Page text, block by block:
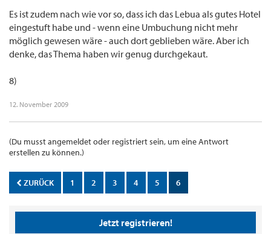
Es ist zudem nach wie vor so, dass ich das Lebua als gutes Hotel
eingestuft habe und - wenn eine Umbuchung nicht mehr
möglich gewesen wäre - auch dort geblieben wäre. Aber ich
denke, das Thema haben wir genug durchgekaut.
8)
12. November 2009
(Du musst angemeldet oder registriert sein, um eine Antwort
erstellen zu können.)
ZURÜCK 1 2 3 4 5 6
Jetzt registrieren!